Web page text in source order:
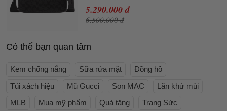
5.290.000 đ
6.500.000 đ
Có thể bạn quan tâm
Kem chống nắng Sữa rửa mặt
Đồng hồ
Túi xách hiệu
Mũ Gucci Son MAC
Lăn khử mùi
MLB
Mua mỹ phẩm Quà tặng
Trang Sức